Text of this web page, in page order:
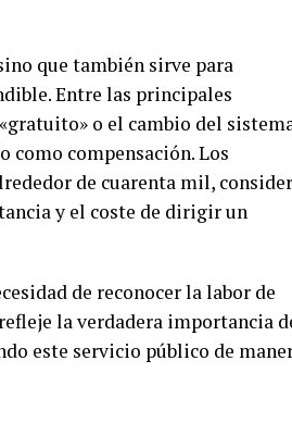
que también sirve para
Entre las principales
o el cambio del
como compensación. Los
de cuarenta mil,
y el coste de dirigir un
de reconocer la labor de
la verdadera importancia
este servicio público de